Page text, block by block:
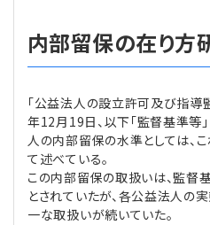
法改正-法人運営
電子帳簿保存法
カレンダー
NEWS・TOPIC・特報
【連載】オピニオンリーダー
【連載】会計相談室
【連載】採用・定着・育成の
【連載】事例に学ぶ立入検査
【連載】シェアコモン200イン
【連載】シェアコモン200 誌
公益・一般法人オンラインとは
登録案内
専門誌一覧
お問合せ
内部留保の在り方
「公益法人の設立許可及び指導
年12月19日、以下「監督基準等」
人の内部留保の水準としては、
て述べている。
この内部留保の取扱いは、監督
とされていたが、各公益法人の
一な取扱いが続いていた。